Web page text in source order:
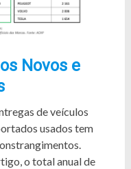
Novos e
de veículos
usados tem
o total anual de